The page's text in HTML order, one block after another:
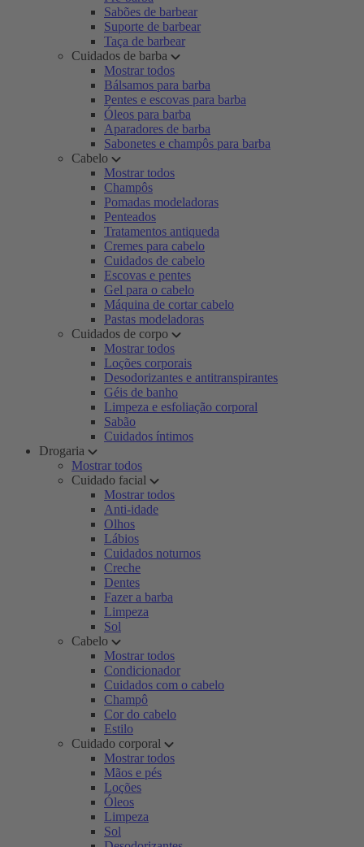
Sabões de barbear
Suporte de barbear
Taça de barbear
Cuidados de barba
Mostrar todos
Bálsamos para barba
Pentes e escovas para barba
Óleos para barba
Aparadores de barba
Sabonetes e champôs para barba
Cabelo
Mostrar todos
Champôs
Pomadas modeladoras
Penteados
Tratamentos antiqueda
Cremes para cabelo
Cuidados de cabelo
Escovas e pentes
Gel para o cabelo
Máquina de cortar cabelo
Pastas modeladoras
Cuidados de corpo
Mostrar todos
Loções corporais
Desodorizantes e antitranspirantes
Géis de banho
Limpeza e esfoliação corporal
Sabão
Cuidados íntimos
Drogaria
Mostrar todos
Cuidado facial
Mostrar todos
Anti-idade
Olhos
Lábios
Cuidados noturnos
Creche
Dentes
Fazer a barba
Limpeza
Sol
Cabelo
Mostrar todos
Condicionador
Cuidados com o cabelo
Champô
Cor do cabelo
Estilo
Cuidado corporal
Mostrar todos
Mãos e pés
Loções
Óleos
Limpeza
Sol